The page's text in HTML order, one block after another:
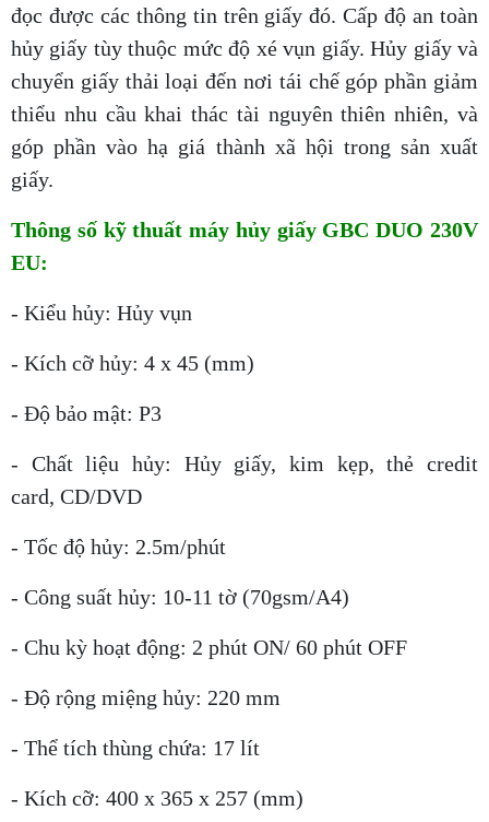
đọc được các thông tin trên giấy đó. Cấp độ an toàn
hủy giấy tùy thuộc mức độ xé vụn giấy. Hủy giấy và
chuyển giấy thải loại đến nơi tái chế góp phần giảm
thiểu nhu cầu khai thác tài nguyên thiên nhiên, và
góp phần vào hạ giá thành xã hội trong sản xuất
giấy.
Thông số kỹ thuất máy hủy giấy GBC DUO 230V
EU:
- Kiểu hủy: Hủy vụn
- Kích cỡ hủy: 4 x 45 (mm)
- Độ bảo mật: P3
- Chất liệu hủy: Hủy giấy, kim kẹp, thẻ credit
card, CD/DVD
- Tốc độ hủy: 2.5m/phút
- Công suất hủy: 10-11 tờ (70gsm/A4)
- Chu kỳ hoạt động: 2 phút ON/ 60 phút OFF
- Độ rộng miệng hủy: 220 mm
- Thể tích thùng chứa: 17 lít
- Kích cỡ: 400 x 365 x 257 (mm)